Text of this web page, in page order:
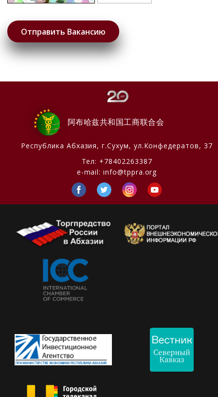
阿布哈兹共和国工商联合会
Республика Абхазия, г.Сухум, ул.Конфедератов, 37
Тел: +78402263387
e-mail:info@tppra.org